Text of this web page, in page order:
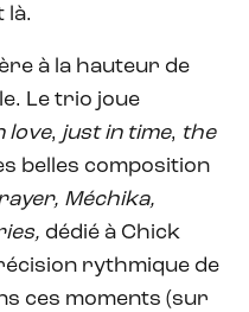
là.
à la hauteur de
Le trio joue
love, just in time, the
belles composition
Méchika,
dédié à Chick
rythmique de
ces moments (sur